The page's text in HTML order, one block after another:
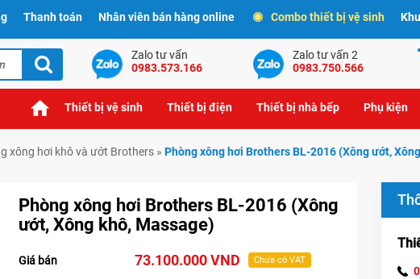
Thanh toán Nhân viên bán hàng online Combo thiết bị vệ sinh
Zalo tư vấn
0983.573.166
Zalo tư vấn 2
0983.750.566
Thiết bị vệ sinh Thiết bị điện Thiết bị nhà bếp Phụ kiện
xông hơi khô và ướt Brothers » Phòng xông hơi Brothers BL-2016 (Xông ướt,
Phòng xông hơi Brothers BL-2016 (Xông
ướt, Xông khô, Massage)
Giá bán 73.100.000 VND Chưa có VAT